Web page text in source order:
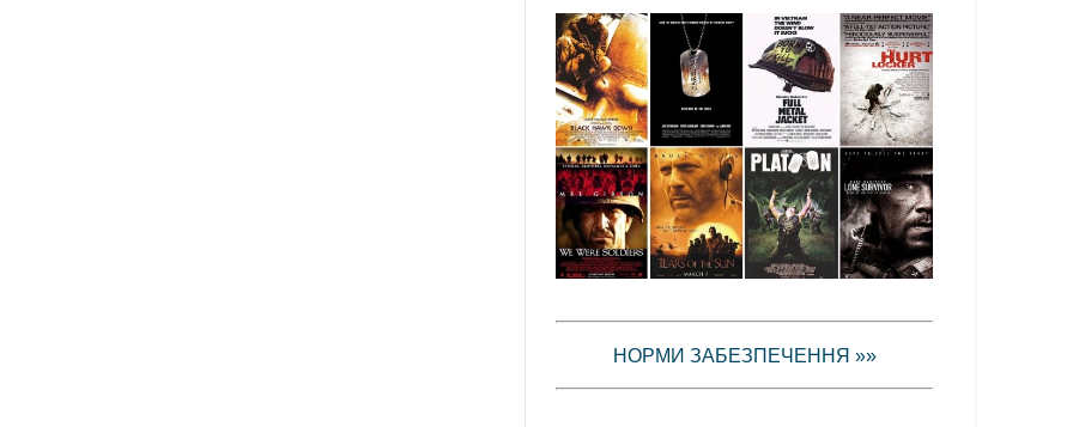
НОРМИ ЗАБЕЗПЕЧЕННЯ »»